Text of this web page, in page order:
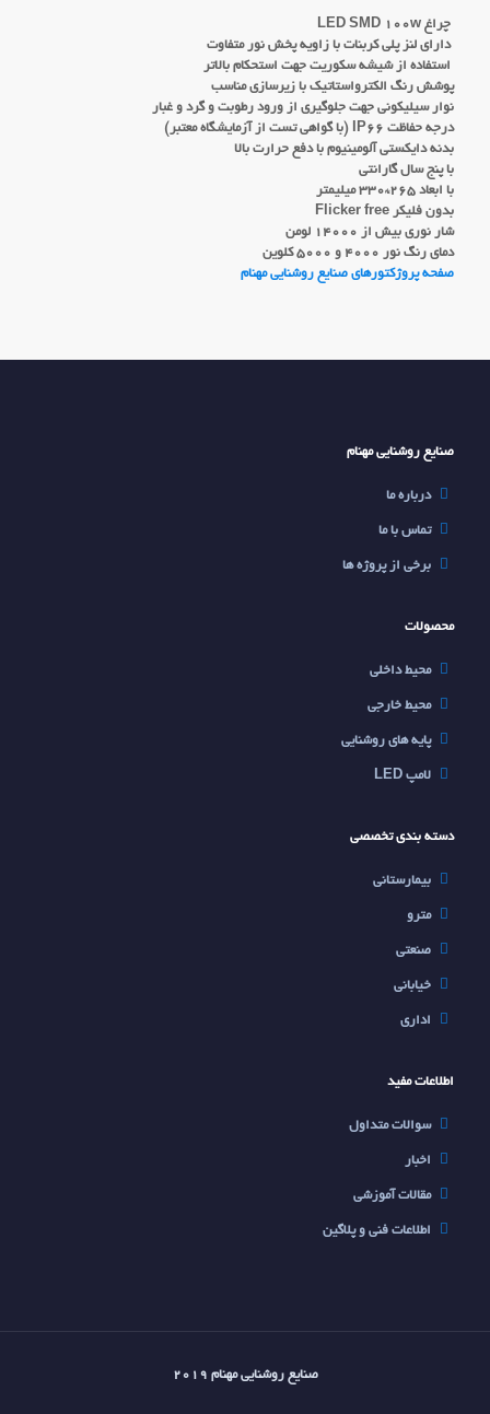
چراغ LED SMD 100w
دارای لنز پلی کربنات با زاویه پخش نور متفاوت
استفاده از شیشه سکوریت جهت استحکام بالاتر
پوشش رنگ الکترواستاتیک با زیرسازی مناسب
نوار سیلیکونی جهت جلوگیری از ورود رطوبت و گرد و غبار
درجه حفاظت IP66 (با گواهی تست از آزمایشگاه معتبر)
بدنه دایکستی آلومینیوم با دفع حرارت بالا
با پنج سال گارانتی
با ابعاد ۲۶۵*۳۳۰ میلیمتر
بدون فلیکر Flicker free
شار نوری بیش از ۱۴۰۰۰ لومن
دمای رنگ نور ۴۰۰۰ و ۵۰۰۰ کلوین
صفحه پروژکتورهای صنایع روشنایی مهنام
صنایع روشنایی مهنام
درباره ما
تماس با ما
برخی از پروژه ها
محصولات
محیط داخلی
محیط خارجی
پايه هاي روشنايي
لامپ LED
دسته بندی تخصصی
بیمارستانی
مترو
صنعتی
خیابانی
اداري
اطلاعات مفید
سوالات متداول
اخبار
مقالات آموزشی
اطلاعات فنی و پلاگین
صنایع روشنایی مهنام 2019